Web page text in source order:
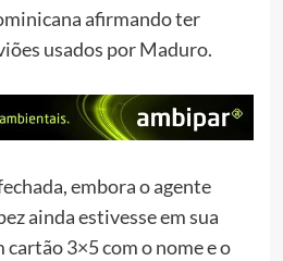
afirmando ter
usados por Maduro.
embora o agente
ainda estivesse em sua
cartão 3×5 com o nome e o